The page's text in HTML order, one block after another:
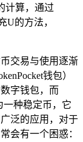
计算，通过
U的方法，
交易与使用逐渐
钱包）
字钱包，而
一种稳定币，它
泛的应用，对于
会有一个困惑：